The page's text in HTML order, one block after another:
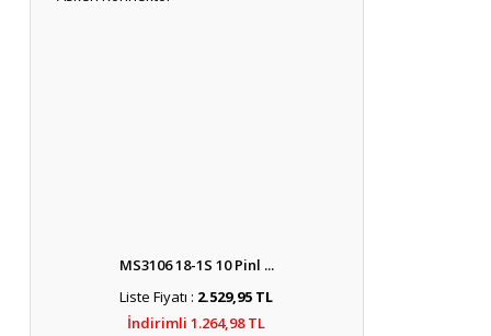
MS3106 18-1S 10 Pinl ...
Liste Fiyatı : 2.529,95 TL
İndirimli 1.264,98 TL